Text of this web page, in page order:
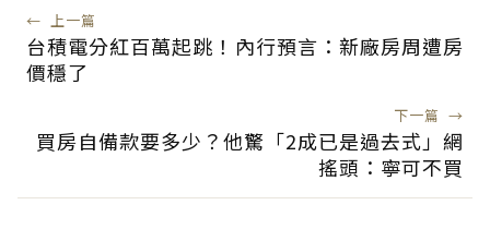
← 上一篇
台積電分紅百萬起跳！內行預言：新廠房周遭房
價穩了
下一篇 →
買房自備款要多少？他驚「2成已是過去式」網
搖頭：寧可不買